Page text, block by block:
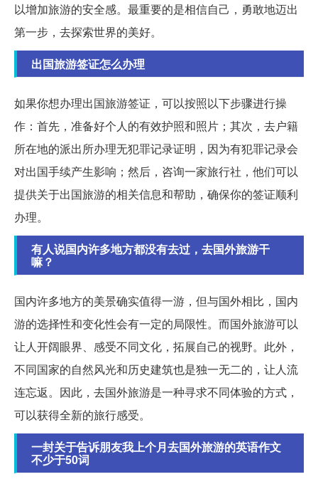
以增加旅游的安全感。最重要的是相信自己，勇敢地迈出
第一步，去探索世界的美好。
出国旅游签证怎么办理
如果你想办理出国旅游签证，可以按照以下步骤进行操
作：首先，准备好个人的有效护照和照片；其次，去户籍
所在地的派出所办理无犯罪记录证明，因为有犯罪记录会
对出国手续产生影响；然后，咨询一家旅行社，他们可以
提供关于出国旅游的相关信息和帮助，确保你的签证顺利
办理。
有人说国内许多地方都没有去过，去国外旅游干
嘛？
国内许多地方的美景确实值得一游，但与国外相比，国内
游的选择性和变化性会有一定的局限性。而国外旅游可以
让人开阔眼界、感受不同文化，拓展自己的视野。此外，
不同国家的自然风光和历史建筑也是独一无二的，让人流
连忘返。因此，去国外旅游是一种寻求不同体验的方式，
可以获得全新的旅行感受。
一封关于告诉朋友我上个月去国外旅游的英语作文
不少于50词